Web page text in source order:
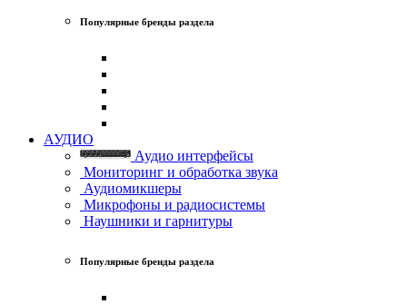
Популярные бренды раздела
АУДИО
Аудио интерфейсы
Мониторинг и обработка звука
Аудиомикшеры
Микрофоны и радиосистемы
Наушники и гарнитуры
Популярные бренды раздела